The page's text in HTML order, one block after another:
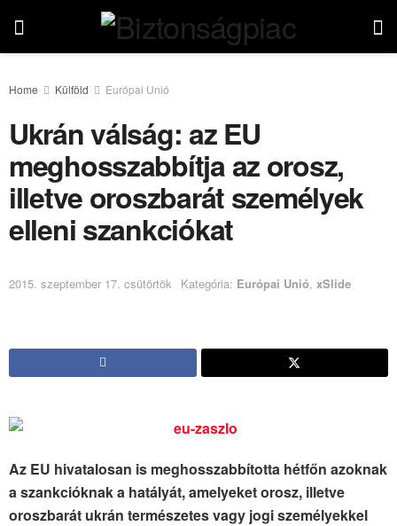
Home Külföld Európai Unió
Ukrán válság: az EU
meghosszabbítja az orosz,
illetve oroszbarát személyek
elleni szankciókat
2015. szeptember 17. csütörtök Kategória: Európai Unió, xSlide
Az EU hivatalosan is meghosszabbította hétfőn azoknak
a szankcióknak a hatályát, amelyeket orosz, illetve
oroszbarát ukrán természetes vagy jogi személyekkel